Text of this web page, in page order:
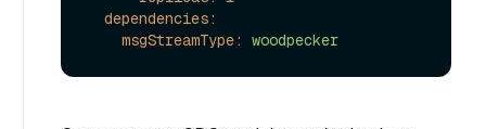
dependencies:
msgStreamType:
woodpecker